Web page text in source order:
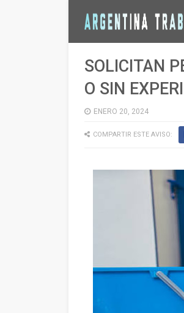
SOLICITAN
O SIN
ENERO 20, 2024
COMPARTIR ESTE AVISO: